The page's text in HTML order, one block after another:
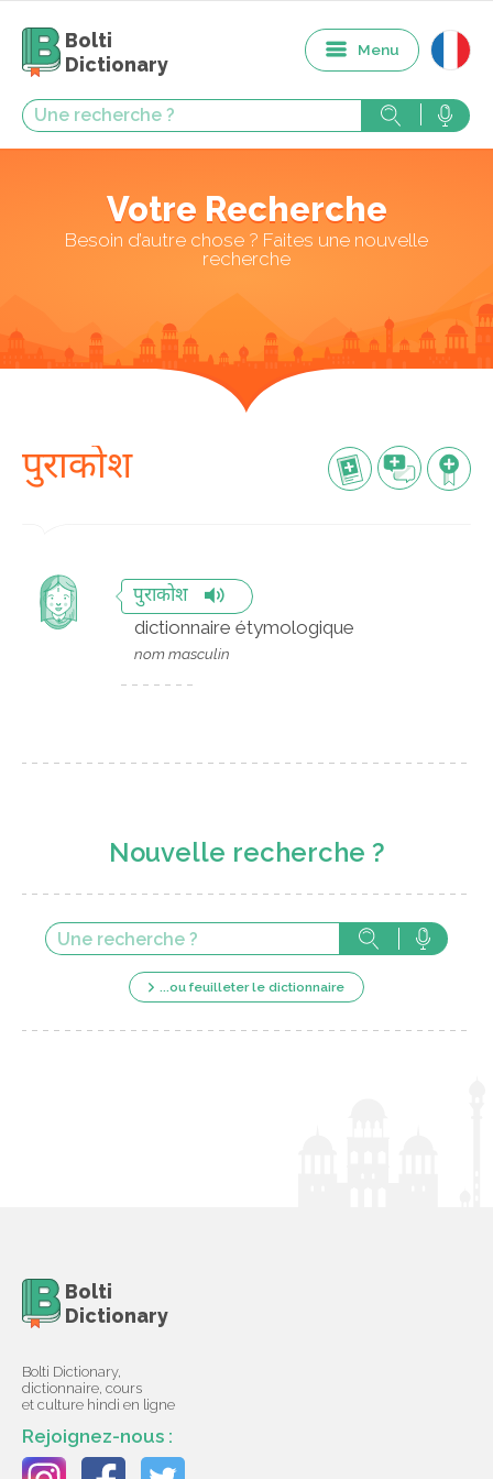
Bolti
Dictionary
Menu
Votre Recherche
Besoin d’autre chose ? Faites une nouvelle
recherche
पुराकोश
पुराकोश
dictionnaire étymologique
nom masculin
Nouvelle recherche ?
...ou feuilleter le dictionnaire
Bolti
Dictionary
Bolti Dictionary,
dictionnaire, cours
et culture hindi en ligne
Rejoignez-nous :